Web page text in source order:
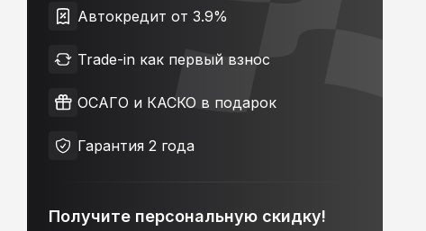
Автокредит от 3.9%
Trade-in как первый взнос
ОСАГО и КАСКО в подарок
Гарантия 2 года
Получите персональную скидку!